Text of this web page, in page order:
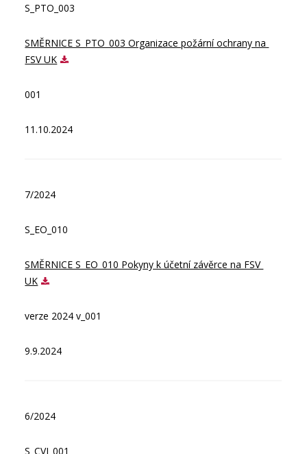
S_PTO_003
SMĚRNICE S_PTO_003 Organizace požární ochrany na
FSV UK
001
11.10.2024
7/2024
S_EO_010
SMĚRNICE S_EO_010 Pokyny k účetní závěrce na FSV
UK
verze 2024 v_001
9.9.2024
6/2024
S_CVI_001